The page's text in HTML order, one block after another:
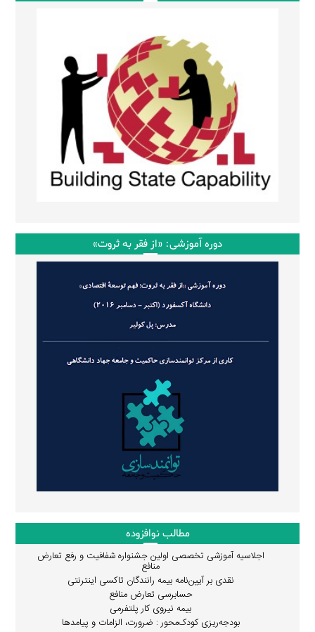
دوره آموزشی: «از فقر به ثروت»
مطالب نوافزوده
اجلاسیه آموزشی تخصصی اولین جشنواره شفافیت و رفع تعارض
منافع
نقدی بر آیین‌نامه بیمه رانندگان تاکسی اینترنتی
حسابرسی تعارض منافع
بیمه نیروی کار پلتفرمی
بودجه‌ریزی کودک‌محور : ضرورت، الزامات و پیامدها